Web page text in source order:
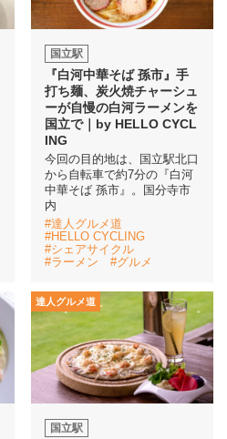
国立駅
『白河中華そば 孫市』手
打ち麺、炭火焼チャーシュ
ーが自慢の白河ラーメンを
国立で｜by HELLO CYCL
ING
今回の目的地は、国立駅北口
から自転車で約7分の『白河
中華そば 孫市』。国分寺市
内
#達人グルメ道
#HELLO CYCLING
#シェアサイクル
#ラーメン
#グルメ
達人グルメ道
国立駅